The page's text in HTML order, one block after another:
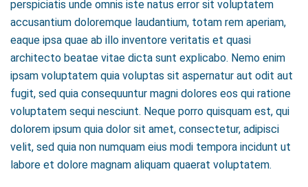
perspiciatis unde omnis iste natus error sit voluptatem
accusantium doloremque laudantium, totam rem aperiam,
eaque ipsa quae ab illo inventore veritatis et quasi
architecto beatae vitae dicta sunt explicabo. Nemo enim
ipsam voluptatem quia voluptas sit aspernatur aut odit aut
fugit, sed quia consequuntur magni dolores eos qui ratione
voluptatem sequi nesciunt. Neque porro quisquam est, qui
dolorem ipsum quia dolor sit amet, consectetur, adipisci
velit, sed quia non numquam eius modi tempora incidunt ut
labore et dolore magnam aliquam quaerat voluptatem.